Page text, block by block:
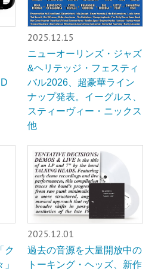
2025.12.15
ニューオーリンズ・ジャズ
&ヘリテッジ・フェスティ
バル2026、超豪華ライン
ナップ発表。イーグルス、
スティーヴィー・ニックス
他
ク
2025.12.01
過去の音源を大量開放中の
トーキング・ヘッズ、新作